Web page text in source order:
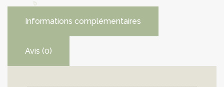
Informations complémentaires
Avis (0)